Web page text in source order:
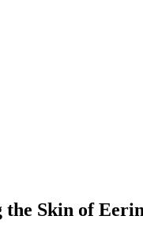
Skin of